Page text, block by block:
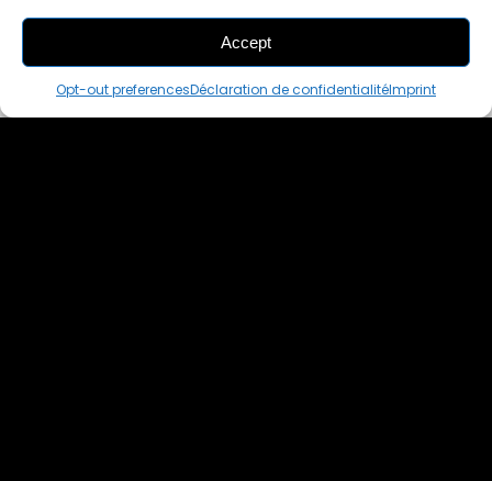
Accept
Opt-out preferencesDéclaration de confidentialitéImprint
ADD
TO CART